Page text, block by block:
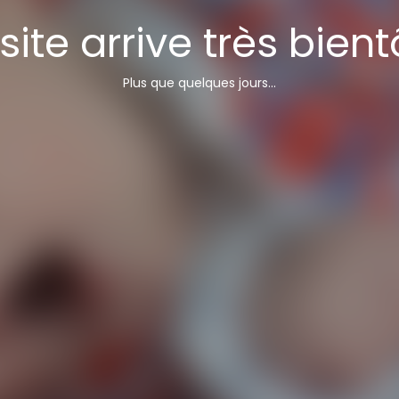
arrive très
Plus que quelques jours...